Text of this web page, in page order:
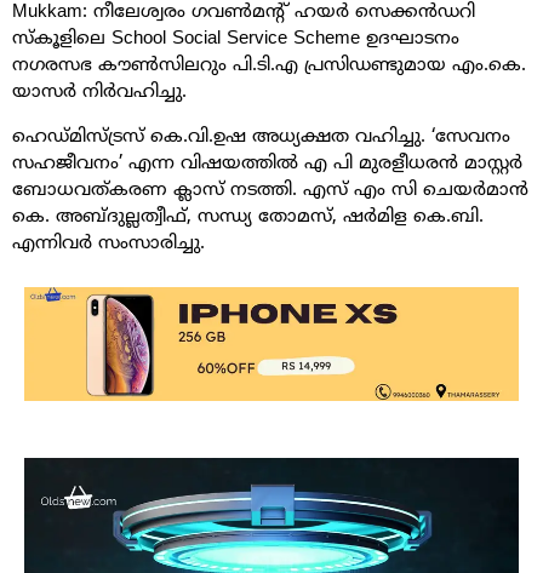
Mukkam: നീലേശ്വരം ഗവൺമന്റ് ഹയർ സെക്കൻഡറി
സ്കൂളിലെ School Social Service Scheme ഉദഘാടനം
നഗരസഭ കൗൺസിലറും പി.ടി.എ പ്രസിഡണ്ടുമായ എം.കെ.
യാസർ നിർവഹിച്ചു.
ഹെഡ്മിസ്ട്രസ് കെ.വി.ഉഷ അധ്യക്ഷത വഹിച്ചു. ‘സേവനം
സഹജീവനം’ എന്ന വിഷയത്തിൽ എ പി മുരളീധരൻ മാസ്റ്റർ
ബോധവത്കരണ ക്ലാസ് നടത്തി. എസ് എം സി ചെയർമാൻ
കെ. അബ്ദുല്ലത്വീഫ്, സന്ധ്യ തോമസ്, ഷർമിള കെ.ബി.
എന്നിവർ സംസാരിച്ചു.